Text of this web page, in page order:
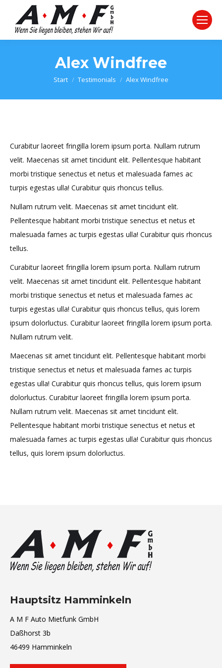
Alex Windfree
Sie befinden sich hier:
Start Testimonials Alex Windfree
Curabitur laoreet fringilla lorem ipsum porta. Nullam rutrum
velit. Maecenas sit amet tincidunt elit. Pellentesque habitant
morbi tristique senectus et netus et malesuada fames ac
turpis egestas ulla! Curabitur quis rhoncus tellus.
Nullam rutrum velit. Maecenas sit amet tincidunt elit.
Pellentesque habitant morbi tristique senectus et netus et
malesuada fames ac turpis egestas ulla! Curabitur quis rhoncus
tellus.
Curabitur laoreet fringilla lorem ipsum porta. Nullam rutrum
velit. Maecenas sit amet tincidunt elit. Pellentesque habitant
morbi tristique senectus et netus et malesuada fames ac
turpis egestas ulla! Curabitur quis rhoncus tellus, quis lorem
ipsum dolorluctus. Curabitur laoreet fringilla lorem ipsum porta.
Nullam rutrum velit.
Maecenas sit amet tincidunt elit. Pellentesque habitant morbi
tristique senectus et netus et malesuada fames ac turpis
egestas ulla! Curabitur quis rhoncus tellus, quis lorem ipsum
dolorluctus. Curabitur laoreet fringilla lorem ipsum porta.
Nullam rutrum velit. Maecenas sit amet tincidunt elit.
Pellentesque habitant morbi tristique senectus et netus et
malesuada fames ac turpis egestas ulla! Curabitur quis rhoncus
tellus, quis lorem ipsum dolorluctus.
Hauptsitz Hamminkeln
A M F Auto Mietfunk GmbH
Daßhorst 3b
46499 Hamminkeln